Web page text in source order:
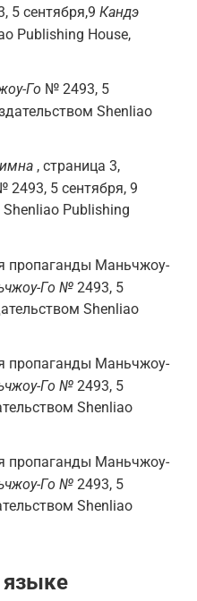
5 сентября,9 Кандэ
Publishing House,
Го № 2493, 5
Shenliao
, страница 3,
2493, 5 сентября, 9
Publishing
пропаганды Маньчжоу-
Го № 2493, 5
Shenliao
пропаганды Маньчжоу-
Го № 2493, 5
Shenliao
пропаганды Маньчжоу-
Го № 2493, 5
Shenliao
языке